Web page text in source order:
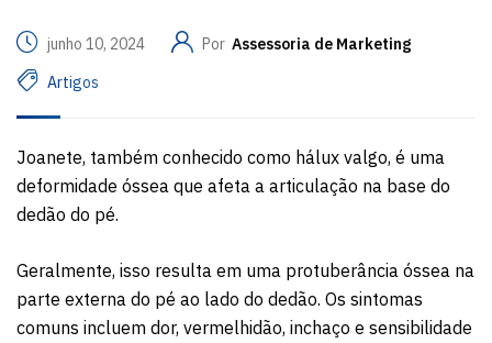
junho 10, 2024 Por Assessoria de Marketing
Artigos
Joanete, também conhecido como hálux valgo, é uma
deformidade óssea que afeta a articulação na base do
dedão do pé.
Geralmente, isso resulta em uma protuberância óssea na
parte externa do pé ao lado do dedão. Os sintomas
comuns incluem dor, vermelhidão, inchaço e sensibilidade